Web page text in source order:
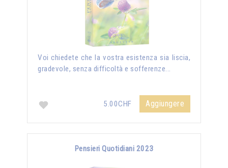
Voi chiedete che la vostra esistenza sia liscia,
gradevole, senza difficoltà e sofferenze...
5.00CHF Aggiungere
Pensieri Quotidiani 2023